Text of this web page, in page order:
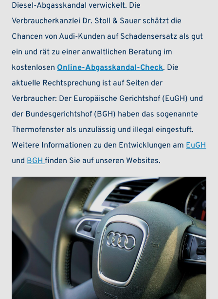
Diesel-Abgasskandal verwickelt. Die
Verbraucherkanzlei Dr. Stoll & Sauer schätzt die
Chancen von Audi-Kunden auf Schadensersatz als gut
ein und rät zu einer anwaltlichen Beratung im
kostenlosen Online-Abgasskandal-Check. Die
aktuelle Rechtsprechung ist auf Seiten der
Verbraucher: Der Europäische Gerichtshof (EuGH) und
der Bundesgerichtshof (BGH) haben das sogenannte
Thermofenster als unzulässig und illegal eingestuft.
Weitere Informationen zu den Entwicklungen am EuGH
und BGHfinden Sie auf unseren Websites.